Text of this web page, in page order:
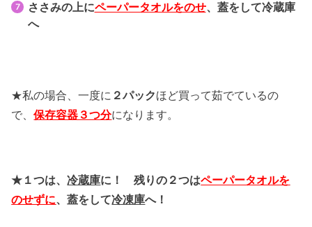
ささみの上にペーパータオルをのせ、蓋をして冷蔵庫
へ
★私の場合、一度に ２パックほど買って茹でているの
で、保存容器３つ分になります。
★１つは、冷蔵庫に！ 残りの２つはペーパータオルを
のせずに、蓋をして冷凍庫へ！